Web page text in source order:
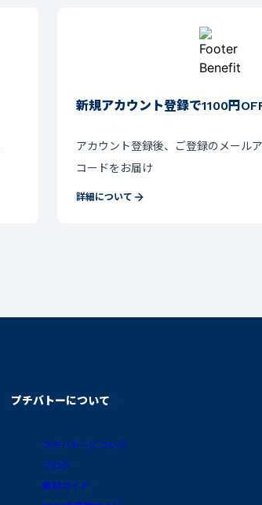
新規アカウント登録で1100円
アカウント登録後、ご登録のメール
コードをお届け
詳細について
プチバトーについて
プチバトーについて
ブログ
素材ガイド